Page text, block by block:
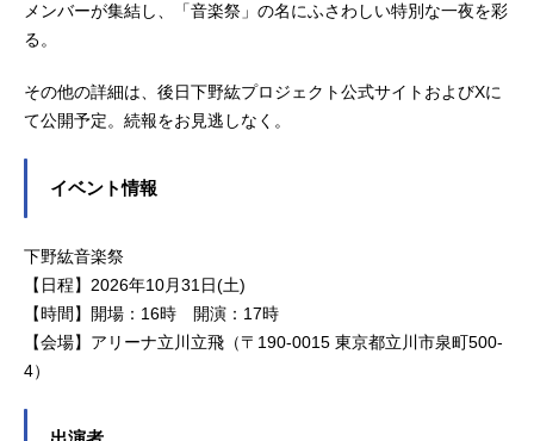
メンバーが集結し、「音楽祭」の名にふさわしい特別な一夜を彩
る。
その他の詳細は、後日下野紘プロジェクト公式サイトおよびXに
て公開予定。続報をお見逃しなく。
イベント情報
下野紘音楽祭
【日程】2026年10月31日(土)
【時間】開場：16時 開演：17時
【会場】アリーナ立川立飛（〒190-0015 東京都立川市泉町500-
4）